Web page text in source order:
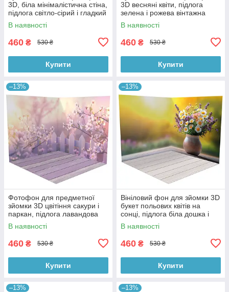
3D, біла мінімалістична стіна,
підлога світло-сірий і гладкий
бетон, 50×50 см, №58301
В наявності
460 ₴ 530 ₴
Купити
3D весняні квіти, підлога
зелена і рожева вінтажна
дошка, 50×50 см, №58615
В наявності
460 ₴ 530 ₴
Купити
–13%
Фотофон для предметної
зйомки 3D цвітіння сакури і
паркан, підлога лавандова
дошка і дерево, 50×50 см,
№58616
В наявності
460 ₴ 530 ₴
Купити
–13%
Вініловий фон для зйомки 3D
букет польових квітів на
сонці, підлога біла дошка і
тепле дерево, 50×50 см,
№58617
В наявності
460 ₴ 530 ₴
Купити
–13% –13%